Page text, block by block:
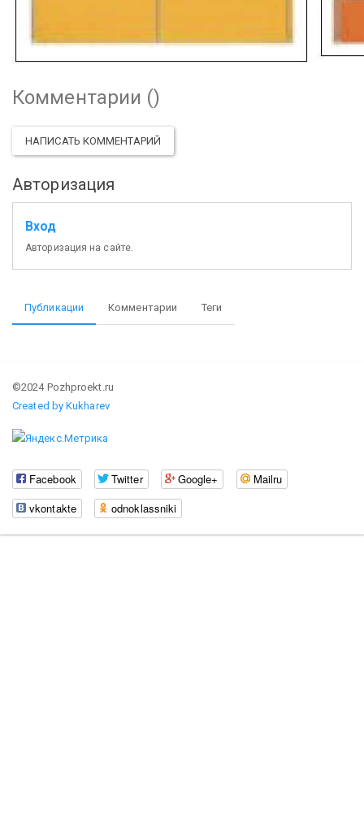
Комментарии ()
НАПИСАТЬ КОММЕНТАРИЙ
Авторизация
Вход
Авторизация на сайте.
Публикации Комментарии Теги
©2024 Pozhproekt.ru
Created by Kukharev
Facebook Twitter Google+
Mailru
vkontakte
odnoklassniki